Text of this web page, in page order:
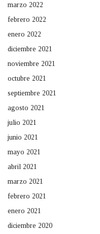
marzo 2022
febrero 2022
enero 2022
diciembre 2021
noviembre 2021
octubre 2021
septiembre 2021
agosto 2021
julio 2021
junio 2021
mayo 2021
abril 2021
marzo 2021
febrero 2021
enero 2021
diciembre 2020